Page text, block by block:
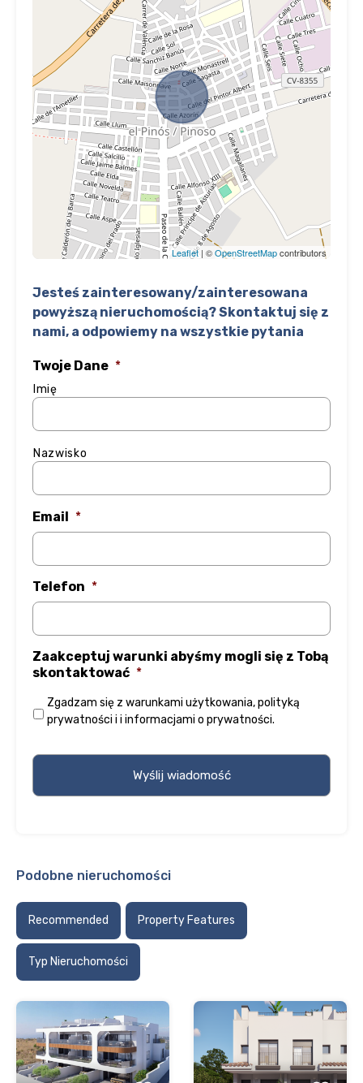
Leaflet| ©OpenStreetMapcontributors
Jesteś zainteresowany/zainteresowana
powyższą nieruchomością? Skontaktuj się z
nami, a odpowiemy na wszystkie pytania
Twoje Dane *
Imię
Nazwisko
Email *
Telefon *
Zaakceptuj warunki abyśmy mogli się z Tobą
skontaktować *
Zgadzam się z warunkami użytkowania,polityką
prywatności i i informacjami o prywatności.
Podobne nieruchomości
Recommended Property Features
Typ Nieruchomości